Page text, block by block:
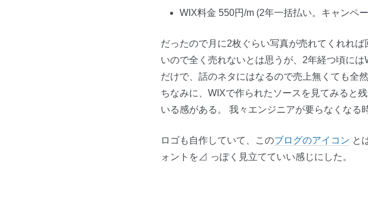
WIX料金 550円/m (2年一括払い。キャンペ
だったので月に2枚ぐらい写真が売れてくれれ
いので全く売れないとは思うが、2年経つ頃に
だけで、話のネタにはなるので売上無くても全然
ちなみに、WIXで作られたソースを見てみると
いる感がある。 我々エンジニアが要らなくなる
ロゴも自作していて、このブログのアイコン と
ォントを⊿ っぽく見立てていい感じにした。